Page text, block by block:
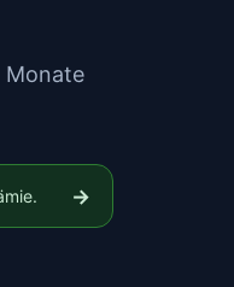
Monate
→